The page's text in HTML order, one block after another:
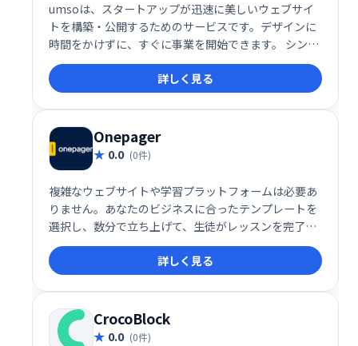
umsoは、スタートアップが迅速に美しいウェブサイ
トを構築・公開するためのサービスです。デザインに
時間をかけずに、すぐに事業を開始できます。 シンプ
ルで効率的なウェブサイト作成で、あなたのビジネス
を加速させましょう。詳しく見る
Onepager
0.0 (0件)
複雑なウェブサイトや学習プラットフォームは必要あ
りません。あなたのビジネスに合ったテンプレートを
選択し、数分で立ち上げて、生徒がレッスンを完了
し、より良い結果を得て、学習体験を愛するのを手伝
ってください。
詳しく見る
CrocoBlock
0.0 (0件)